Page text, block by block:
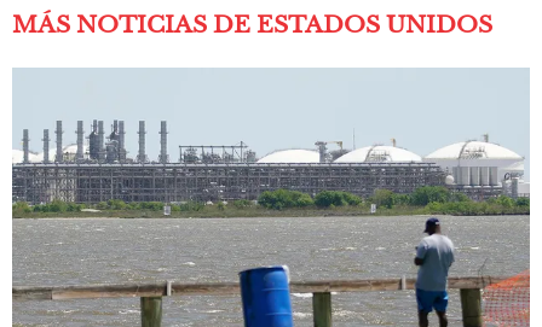
MÁS NOTICIAS DE ESTADOS UNIDOS